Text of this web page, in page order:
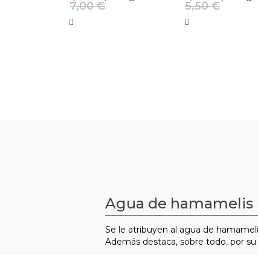
7,00 € 5,50 €
Agua de hamamelis
Se le atribuyen al agua de
Además destaca, sobre todo, por su